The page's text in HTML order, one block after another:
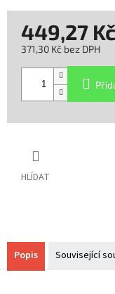
HLÍDAT
449,27 Kč
371,30 Kč bez DPH
Popis Související